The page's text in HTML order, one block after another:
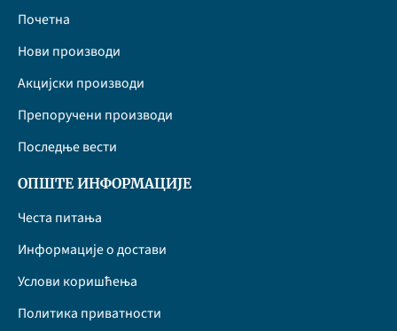
Почетна
Нови производи
Акцијски производи
Препоручени производи
Последње вести
ОПШТЕ ИНФОРМАЦИЈЕ
Честа питања
Информације о достави
Услови коришћења
Политика приватности